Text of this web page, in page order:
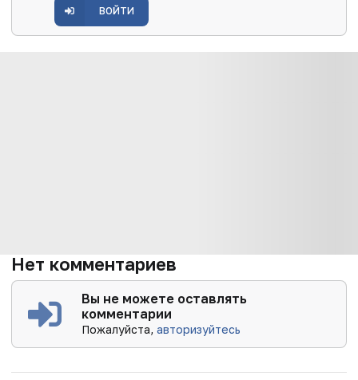
ВОЙТИ
Нет комментариев
Вы не можете оставлять
комментарии
Пожалуйста,авторизуйтесь